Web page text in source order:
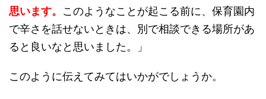
思います。 このようなことが起こる前に、保育園内
で辛さを話せないときは、別で相談できる場所があ
ると良いなと思いました。」
このように伝えてみてはいかがでしょうか。